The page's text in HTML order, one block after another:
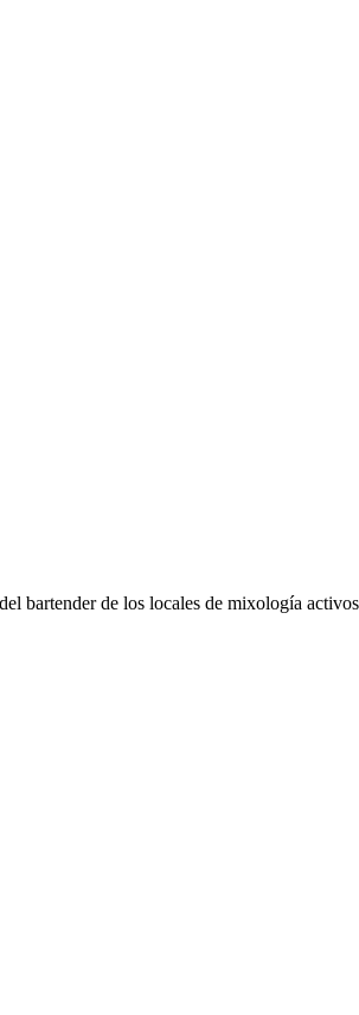
bartender de los locales de mixología